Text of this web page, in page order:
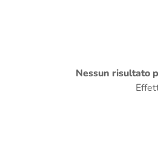
Nessun risultato